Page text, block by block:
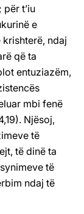
për t’iu
e
ndaj
që ta
entuziazëm,
mbi fenë
Njësoj,
të
të dinë ta
të
ndaj të